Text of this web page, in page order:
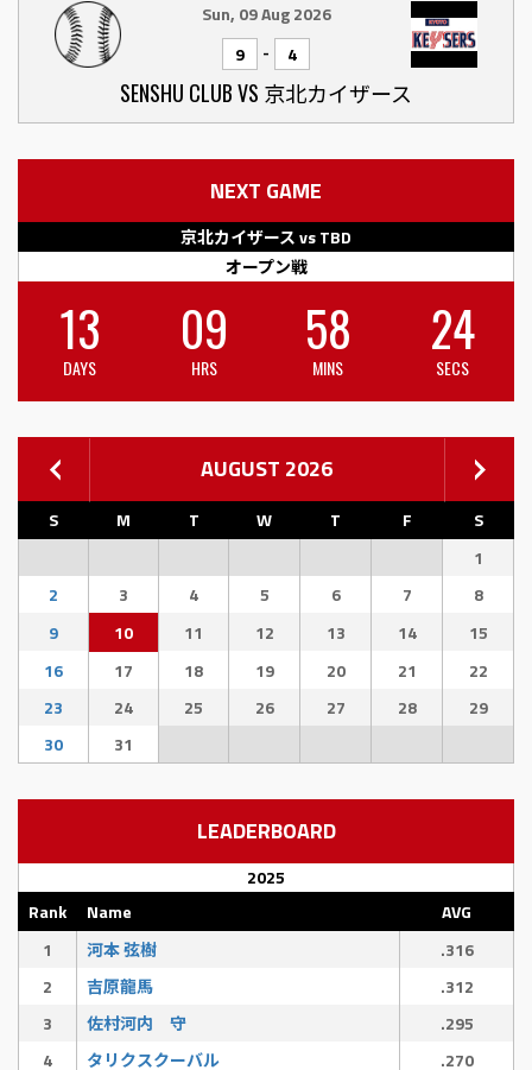
Sun, 09 Aug 2026
9
- 4
SENSHU CLUB VS 京北カイザース
NEXT GAME
京北カイザース vs TBD
オープン戦
13
DAYS
09
HRS
58
MINS
24
SECS
AUGUST 2026
S M T W T F
S
1
2
3 4 5 6 7
8
9
10 11 12 13 14
15
16
17 18 19 20 21
22
23
24 25 26 27 28
29
30
31
LEADERBOARD
2025
Rank
Name
AVG
1
河本 弦樹
.316
2
吉原龍馬
.312
3
佐村河内 守
.295
4
タリクスクーバル .270